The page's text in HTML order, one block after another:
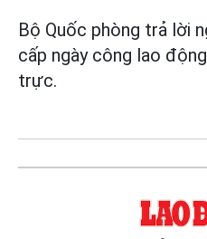
Bộ Quốc phòng trả lời
cấp ngày công lao
trực.